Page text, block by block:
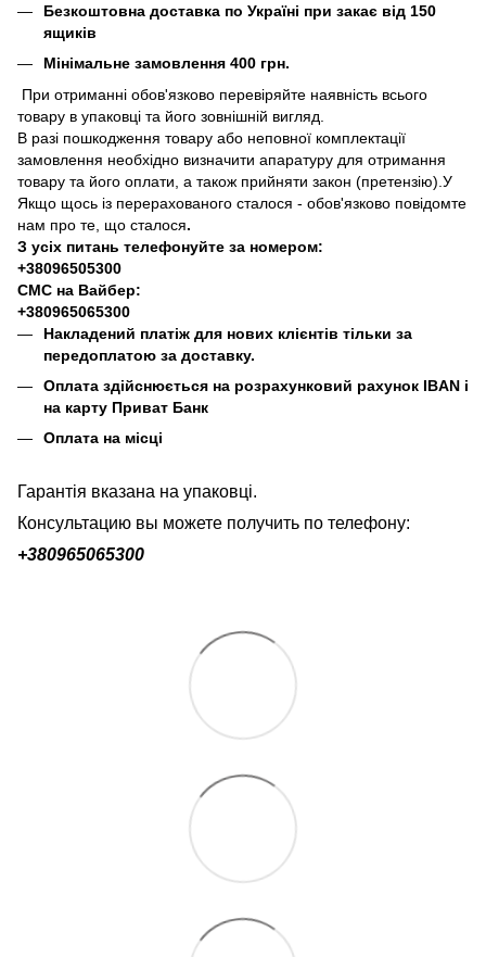
Безкоштовна доставка по Україні при закає від 150
ящиків
Мінімальне замовлення 400 грн.
При отриманні обов'язково перевіряйте наявність всього
товару в упаковці та його зовнішній вигляд.
В разі пошкодження товару або неповної комплектації
замовлення необхідно визначити апаратуру для отримання
товару та його оплати, а також прийняти закон (претензію).У
Якщо щось із перерахованого сталося - обов'язково повідомте
нам про те, що сталося.
З усіх питань телефонуйте за номером:
+38096505300
СМС на Вайбер:
+380965065300
Накладений платіж для нових клієнтів тільки за
передоплатою за доставку.
Оплата здійснюється на розрахунковий рахунок IBAN і
на карту Приват Банк
Оплата на місці
Гарантія вказана на упаковці.
Консультацию вы можете получить по телефону:
+380965065300